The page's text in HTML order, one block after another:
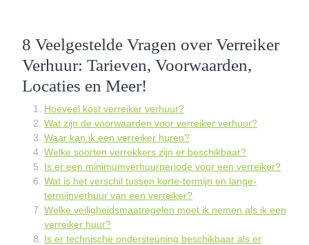
8 Veelgestelde Vragen over Verreiker
Verhuur: Tarieven, Voorwaarden,
Locaties en Meer!
Hoeveel kost verreiker verhuur?
Wat zijn de voorwaarden voor verreiker verhuur?
Waar kan ik een verreiker huren?
Welke soorten verrekkers zijn er beschikbaar?
Is er een minimumverhuurperiode voor een verreiker?
Wat is het verschil tussen korte-termijn en lange-
termijnverhuur van een verreiker?
Welke veiligheidsmaatregelen moet ik nemen als ik een
verreiker huur?
Is er technische ondersteuning beschikbaar als er